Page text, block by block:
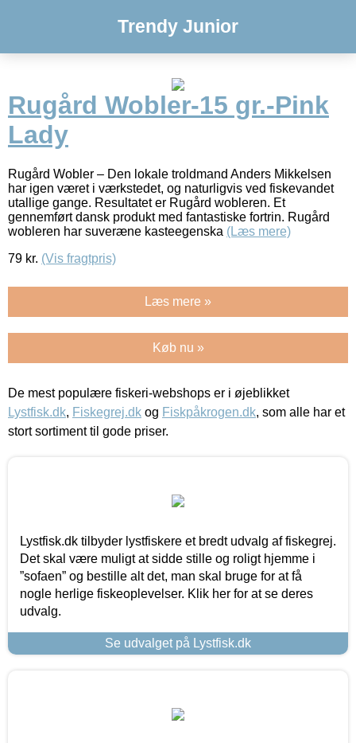
Trendy Junior
Rugård Wobler-15 gr.-Pink
Lady
Rugård Wobler – Den lokale troldmand Anders Mikkelsen
har igen været i værkstedet, og naturligvis ved fiskevandet
utallige gange. Resultatet er Rugård wobleren. Et
gennemført dansk produkt med fantastiske fortrin. Rugård
wobleren har suveræne kasteegenska (Læs mere)
79 kr. (Vis fragtpris)
Læs mere »
Køb nu »
De mest populære fiskeri-webshops er i øjeblikket
Lystfisk.dk, Fiskegrej.dk og Fiskpåkrogen.dk, som alle har et
stort sortiment til gode priser.
Lystfisk.dk tilbyder lystfiskere et bredt udvalg af fiskegrej.
Det skal være muligt at sidde stille og roligt hjemme i
”sofaen” og bestille alt det, man skal bruge for at få
nogle herlige fiskeoplevelser. Klik her for at se deres
udvalg.
Se udvalget på Lystfisk.dk